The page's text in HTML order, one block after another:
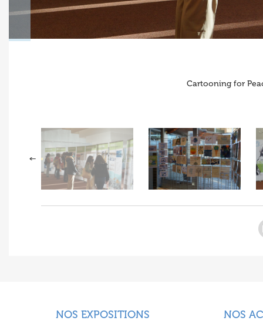
Cartooning for
NOS EXPOSITIONS NOS